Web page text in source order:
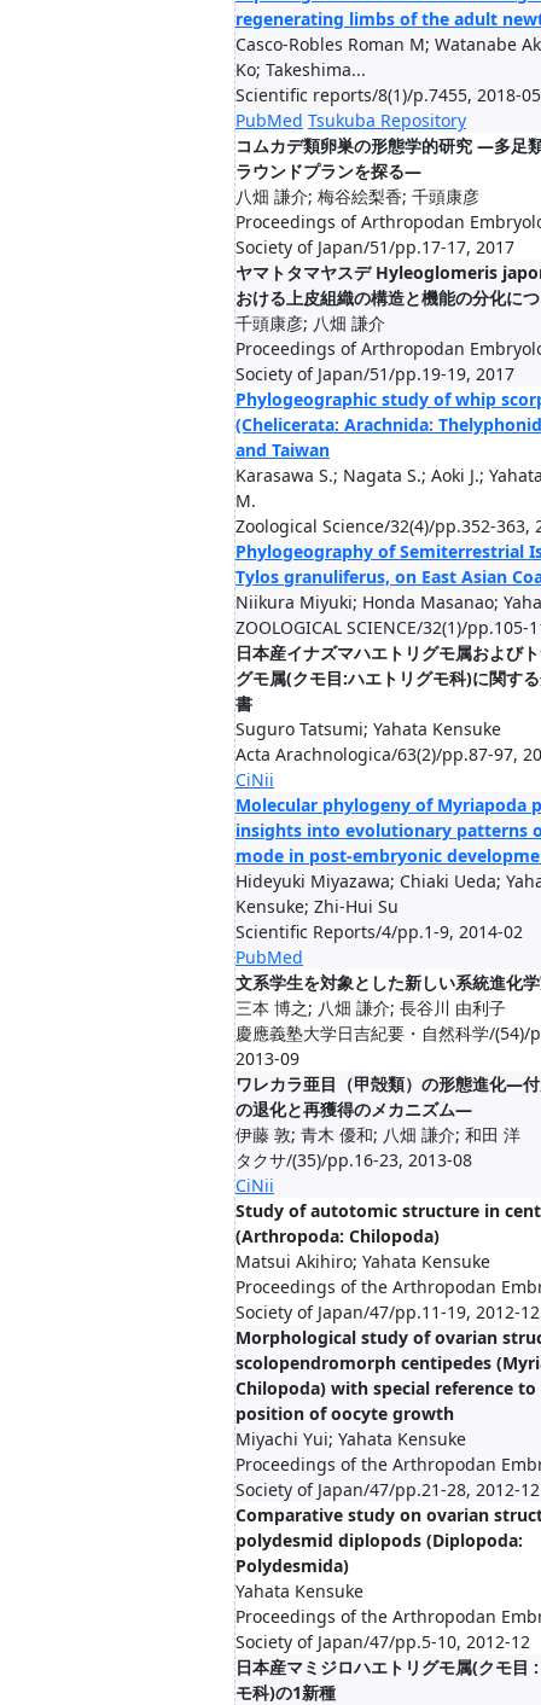
regenerating limbs of the adult
Casco-Robles Roman M; Watanabe
Ko; Takeshima...
Scientific reports/8(1)/p.7455, 2018-05
PubMed Tsukuba Repository
コムカデ類卵巣の形態学的研究 ―多足
ラウンドプランを探る―
八畑 謙介; 梅谷絵梨香; 千頭康彦
Proceedings of Arthropodan
Society of Japan/51/pp.17-17, 2017
ヤマトタマヤスデ Hyleoglomeris
おける上皮組織の構造と機能の分化に
千頭康彦; 八畑 謙介
Proceedings of Arthropodan
Society of Japan/51/pp.19-19, 2017
Phylogeographic study of whip
(Chelicerata: Arachnida:
and Taiwan
Karasawa S.; Nagata S.; Aoki J.;
M.
Zoological Science/32(4)/pp.352-363,
Phylogeography of Semiterrestrial
Tylos granuliferus, on East Asian
Niikura Miyuki; Honda Masanao;
ZOOLOGICAL SCIENCE/32(1)/pp.105-
日本産イナズマハエトリグモ属および
グモ属(クモ目:ハエトリグモ科)に関す
書
Suguro Tatsumi; Yahata Kensuke
Acta Arachnologica/63(2)/pp.87-97,
CiNii
Molecular phylogeny of Myriapoda
insights into evolutionary patterns
mode in post-embryonic
Hideyuki Miyazawa; Chiaki Ueda;
Kensuke; Zhi-Hui Su
Scientific Reports/4/pp.1-9, 2014-02
PubMed
文系学生を対象とした新しい系統進化
三本 博之; 八畑 謙介; 長谷川 由利子
慶應義塾大学日吉紀要・自然科学/(54)/
2013-09
ワレカラ亜目（甲殻類）の形態進化―
の退化と再獲得のメカニズム―
伊藤 敦; 青木 優和; 八畑 謙介; 和田 洋
タクサ/(35)/pp.16-23, 2013-08
CiNii
Study of autotomic structure in
(Arthropoda: Chilopoda)
Matsui Akihiro; Yahata Kensuke
Proceedings of the Arthropodan
Society of Japan/47/pp.11-19, 2012-12
Morphological study of ovarian
scolopendromorph centipedes
Chilopoda) with special reference
position of oocyte growth
Miyachi Yui; Yahata Kensuke
Proceedings of the Arthropodan
Society of Japan/47/pp.21-28, 2012-12
Comparative study on ovarian
polydesmid diplopods (Diplopoda:
Polydesmida)
Yahata Kensuke
Proceedings of the Arthropodan
Society of Japan/47/pp.5-10, 2012-12
日本産マミジロハエトリグモ属(クモ目
モ科)の1新種